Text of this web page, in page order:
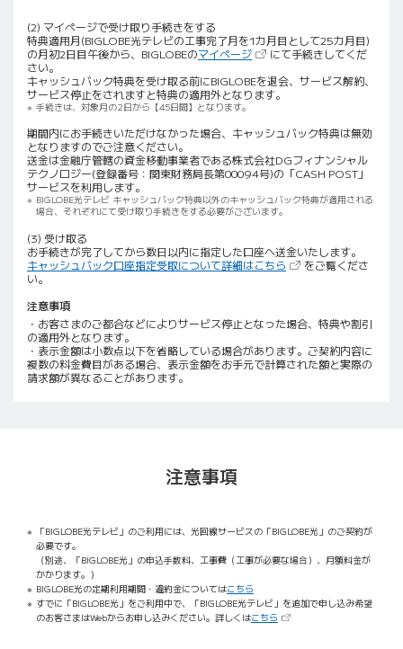
(2) マイページで受け取り手続きをする
特典適用月(BIGLOBE光テレビの工事完了月を1カ月目として25カ月目)
の月初2日目午後から、BIGLOBEのマイページ（新しいタブで開きます）
にて手続きしてくだ
さい。
キャッシュバック特典を受け取る前にBIGLOBEを退会、サービス解約、
サービス停止をされますと特典の適用外となります。
手続きは、対象月の2日から【45日間】となります。
期間内にお手続きいただけなかった場合、キャッシュバック特典は無効
となりますのでご注意ください。
送金は金融庁管轄の資金移動事業者である株式会社DGフィナンシャル
テクノロジー(登録番号：関東財務局長第00094号)の「CASH POST」
サービスを利用します。
BIGLOBE光テレビ キャッシュバック特典以外のキャッシュバック特典が適用される
場合、それぞれにて受け取り手続きをする必要がございます。
(3) 受け取る
お手続きが完了してから数日以内に指定した口座へ送金いたします。
キャッシュバック口座指定受取について詳細はこちら （新しいタブで開きま
をご覧くださ
い。
注意事項
・お客さまのご都合などによりサービス停止となった場合、特典や割引
の適用外となります。
・表示金額は小数点以下を省略している場合があります。ご契約内容に
複数の料金費目がある場合、表示金額をお手元で計算された額と実際の
請求額が異なることがあります。
注意事項
「BIGLOBE光テレビ」のご利用には、光回線サービスの「BIGLOBE光」のご契約が
必要です。
（別途、「BIGLOBE光」の申込手数料、工事費（工事が必要な場合）、月額料金が
かかります。）
BIGLOBE光の定期利用期間・違約金についてはこちら
すでに「BIGLOBE光」をご利用中で、「BIGLOBE光テレビ」を追加で申し込み希望
のお客さまはWebからお申し込みください。詳しくはこちら （新しいタブで開きます）